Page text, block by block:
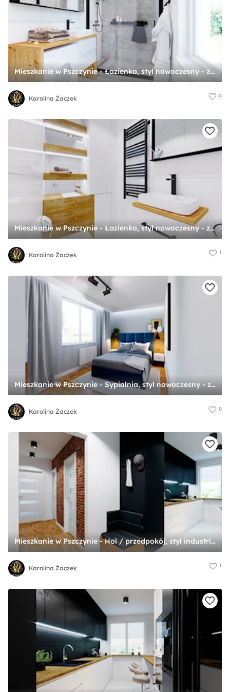
Mieszkanie w Pszczynie - Łazienka, styl nowoczesny - zdjęcie od Karolina Żaczek
Karolina Żaczek 0
Mieszkanie w Pszczynie - Łazienka, styl nowoczesny - zdjęcie od Karolina Żaczek
Karolina Żaczek 1
Mieszkanie w Pszczynie - Sypialnia, styl nowoczesny - zdjęcie od Karolina Żaczek
Karolina Żaczek 0
Mieszkanie w Pszczynie - Hol / przedpokój, styl industrialny - zdjęcie od Karolina Żaczek
Karolina Żaczek 1